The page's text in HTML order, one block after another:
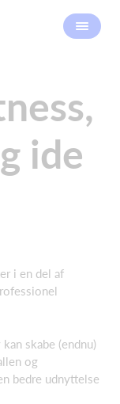
ide
i en del af
skabe (endnu)
og
bedre udnyttelse